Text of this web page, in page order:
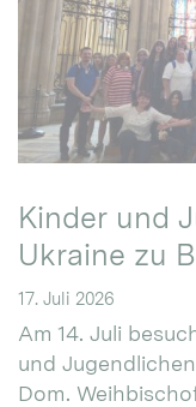
Kinder und
Ukraine zu
17. Juli 2026
Am 14. Juli
und
Dom.